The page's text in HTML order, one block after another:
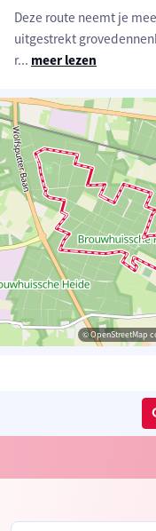
Deze route neemt je
uitgestrekt
r... meer lezen
© OpenStreetMap